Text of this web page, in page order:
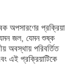
অপসারণের প্রক্রিয়া
জল, যেমন শুষ্ক
অবস্থায় পরিবর্তিত
এই প্রক্রিয়াটিকে